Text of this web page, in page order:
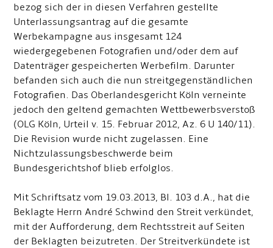
bezog sich der in diesen Verfahren gestellte
Unterlassungsantrag auf die gesamte
Werbekampagne aus insgesamt 124
wiedergegebenen Fotografien und/oder dem auf
Datenträger gespeicherten Werbefilm. Darunter
befanden sich auch die nun streitgegenständlichen
Fotografien. Das Oberlandesgericht Köln verneinte
jedoch den geltend gemachten Wettbewerbsverstoß
(OLG Köln, Urteil v. 15. Februar 2012, Az. 6 U 140/11).
Die Revision wurde nicht zugelassen. Eine
Nichtzulassungsbeschwerde beim
Bundesgerichtshof blieb erfolglos.
Mit Schriftsatz vom 19.03.2013, Bl. 103 d.A., hat die
Beklagte Herrn André Schwind den Streit verkündet,
mit der Aufforderung, dem Rechtsstreit auf Seiten
der Beklagten beizutreten. Der Streitverkündete ist